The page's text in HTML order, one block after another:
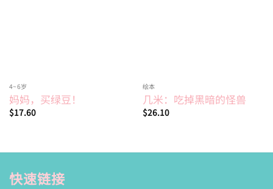
4~6岁
妈妈，买绿豆！
$17.60
绘本
几米：吃掉黑暗的怪兽
$26.10
快速链接